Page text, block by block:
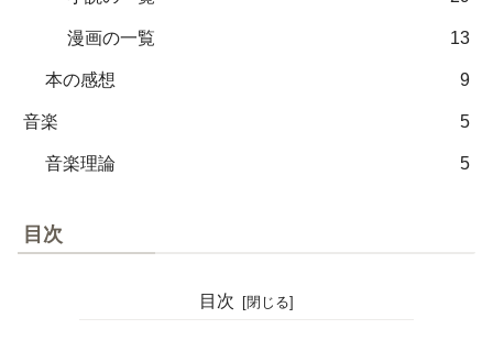
漫画の一覧 13
本の感想 9
音楽 5
音楽理論 5
目次
目次